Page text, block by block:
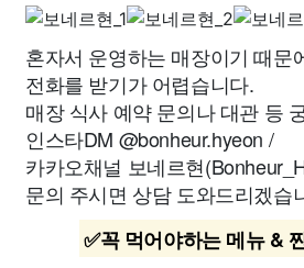
혼자서 운영하는 매장이기 때문
전화를 받기가 어렵습니다.
매장 식사 예약 문의나 대관 등
인스타DM @bonheur.hyeon /
카카오채널 보네르현
문의 주시면 상담 도와드리겠습
✅꼭 먹어야하는 메뉴 &